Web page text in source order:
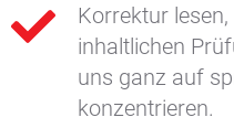
Korrektur
inhaltlichen
uns ganz auf
konzentrieren.